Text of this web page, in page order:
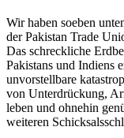
Wir haben soeben
der Pakistan Trade
Das schreckliche
Pakistans und Indiens
unvorstellbare
von Unterdrückung,
leben und ohnehin
weiteren